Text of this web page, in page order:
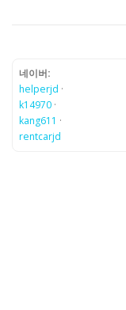
네이버:
helperjd ·
k14970 ·
kang611 ·
rentcarjd